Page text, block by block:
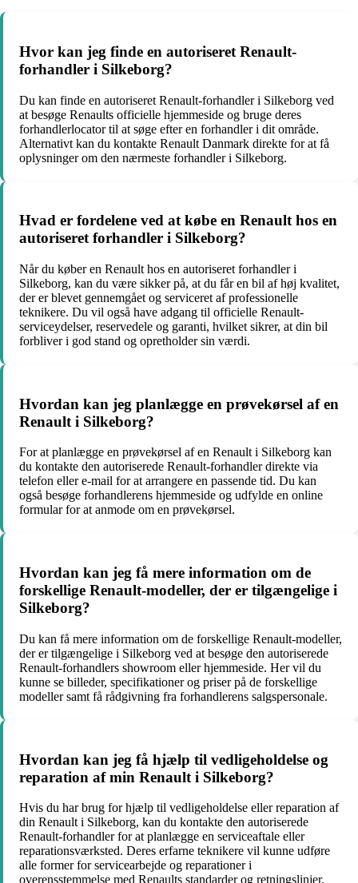
Hvor kan jeg finde en autoriseret Renault-
forhandler i Silkeborg?
Du kan finde en autoriseret Renault-forhandler i Silkeborg ved
at besøge Renaults officielle hjemmeside og bruge deres
forhandlerlocator til at søge efter en forhandler i dit område.
Alternativt kan du kontakte Renault Danmark direkte for at få
oplysninger om den nærmeste forhandler i Silkeborg.
Hvad er fordelene ved at købe en Renault hos en
autoriseret forhandler i Silkeborg?
Når du køber en Renault hos en autoriseret forhandler i
Silkeborg, kan du være sikker på, at du får en bil af høj kvalitet,
der er blevet gennemgået og serviceret af professionelle
teknikere. Du vil også have adgang til officielle Renault-
serviceydelser, reservedele og garanti, hvilket sikrer, at din bil
forbliver i god stand og opretholder sin værdi.
Hvordan kan jeg planlægge en prøvekørsel af en
Renault i Silkeborg?
For at planlægge en prøvekørsel af en Renault i Silkeborg kan
du kontakte den autoriserede Renault-forhandler direkte via
telefon eller e-mail for at arrangere en passende tid. Du kan
også besøge forhandlerens hjemmeside og udfylde en online
formular for at anmode om en prøvekørsel.
Hvordan kan jeg få mere information om de
forskellige Renault-modeller, der er tilgængelige i
Silkeborg?
Du kan få mere information om de forskellige Renault-modeller,
der er tilgængelige i Silkeborg ved at besøge den autoriserede
Renault-forhandlers showroom eller hjemmeside. Her vil du
kunne se billeder, specifikationer og priser på de forskellige
modeller samt få rådgivning fra forhandlerens salgspersonale.
Hvordan kan jeg få hjælp til vedligeholdelse og
reparation af min Renault i Silkeborg?
Hvis du har brug for hjælp til vedligeholdelse eller reparation af
din Renault i Silkeborg, kan du kontakte den autoriserede
Renault-forhandler for at planlægge en serviceaftale eller
reparationsværksted. Deres erfarne teknikere vil kunne udføre
alle former for servicearbejde og reparationer i
overensstemmelse med Renaults standarder og retningslinjer.